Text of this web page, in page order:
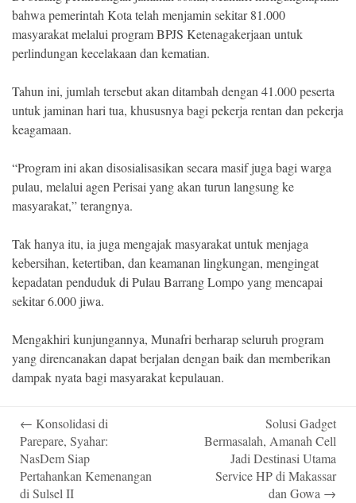
bahwa pemerintah Kota telah menjamin sekitar 81.000
masyarakat melalui program BPJS Ketenagakerjaan untuk
perlindungan kecelakaan dan kematian.
Tahun ini, jumlah tersebut akan ditambah dengan 41.000 peserta
untuk jaminan hari tua, khususnya bagi pekerja rentan dan pekerja
keagamaan.
“Program ini akan disosialisasikan secara masif juga bagi warga
pulau, melalui agen Perisai yang akan turun langsung ke
masyarakat,” terangnya.
Tak hanya itu, ia juga mengajak masyarakat untuk menjaga
kebersihan, ketertiban, dan keamanan lingkungan, mengingat
kepadatan penduduk di Pulau Barrang Lompo yang mencapai
sekitar 6.000 jiwa.
Mengakhiri kunjungannya, Munafri berharap seluruh program
yang direncanakan dapat berjalan dengan baik dan memberikan
dampak nyata bagi masyarakat kepulauan.
navigation
← Konsolidasi di
Parepare, Syahar:
NasDem Siap
Pertahankan Kemenangan
di Sulsel II
Solusi Gadget
Bermasalah, Amanah Cell
Jadi Destinasi Utama
Service HP di Makassar
dan Gowa →